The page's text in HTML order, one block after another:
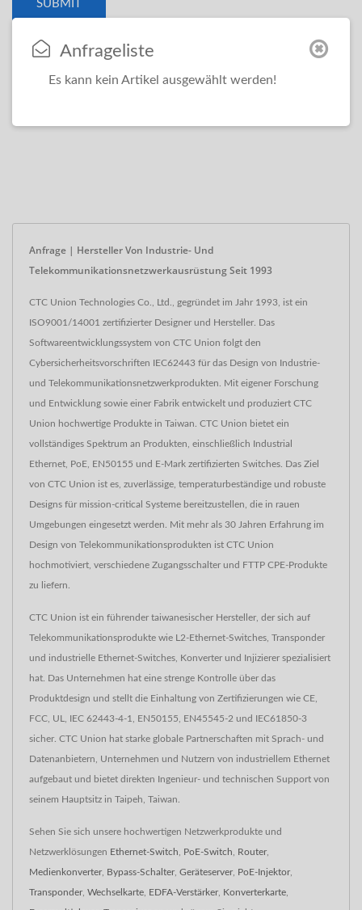
Anfrage | Hersteller Von Industrie- Und
Telekommunikationsnetzwerkausrüstung Seit 1993
CTC Union Technologies Co., Ltd., gegründet im Jahr 1993, ist ein
ISO9001/14001 zertifizierter Designer und Hersteller. Das
Softwareentwicklungssystem von CTC Union folgt den
Cybersicherheitsvorschriften IEC62443 für das Design von Industrie-
und Telekommunikationsnetzwerkprodukten. Mit eigener Forschung
und Entwicklung sowie einer Fabrik entwickelt und produziert CTC
Union hochwertige Produkte in Taiwan. CTC Union bietet ein
vollständiges Spektrum an Produkten, einschließlich Industrial
Ethernet, PoE, EN50155 und E-Mark zertifizierten Switches. Das Ziel
von CTC Union ist es, zuverlässige, temperaturbeständige und robuste
Designs für mission-critical Systeme bereitzustellen, die in rauen
Umgebungen eingesetzt werden. Mit mehr als 30 Jahren Erfahrung im
Design von Telekommunikationsprodukten ist CTC Union
hochmotiviert, verschiedene Zugangsschalter und FTTP CPE-Produkte
zu liefern.
CTC Union ist ein führender taiwanesischer Hersteller, der sich auf
Telekommunikationsprodukte wie L2-Ethernet-Switches, Transponder
und industrielle Ethernet-Switches, Konverter und Injizierer spezialisiert
hat. Das Unternehmen hat eine strenge Kontrolle über das
Produktdesign und stellt die Einhaltung von Zertifizierungen wie CE,
FCC, UL, IEC 62443-4-1, EN50155, EN45545-2 und IEC61850-3
sicher. CTC Union hat starke globale Partnerschaften mit Sprach- und
Datenanbietern, Unternehmen und Nutzern von industriellem Ethernet
aufgebaut und bietet direkten Ingenieur- und technischen Support von
seinem Hauptsitz in Taipeh, Taiwan.
Sehen Sie sich unsere hochwertigen Netzwerkprodukte und
Netzwerklösungen Ethernet-Switch PoE-Switch Router
Medienkonverter Bypass-Schalter Geräteserver PoE-Injektor
Transponder Wechselkarte EDFA-Verstärker Konverterkarte
Anfrageliste
Es kann kein Artikel ausgewählt werden!